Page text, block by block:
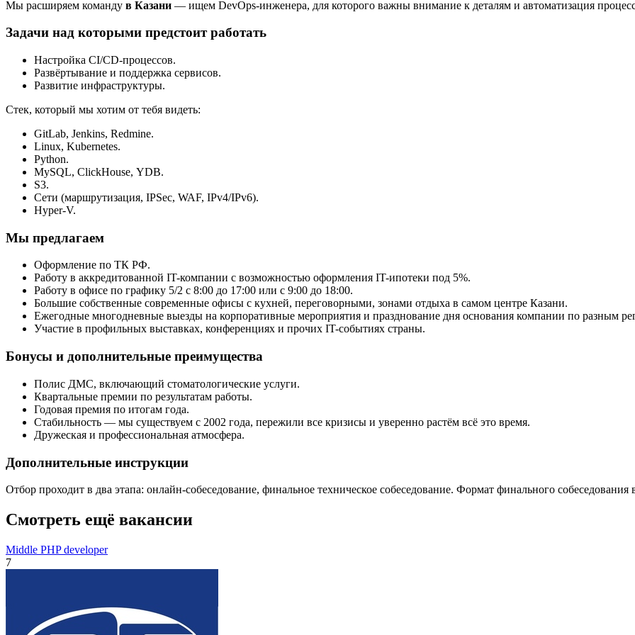
Мы расширяем команду в Казани — ищем DevOps-инженера, для которого важны внимание к деталям и автоматизация
Задачи над которыми предстоит работать
Настройка CI/CD-процессов.
Развёртывание и поддержка сервисов.
Развитие инфраструктуры.
Стек, который мы хотим от тебя видеть:
GitLab, Jenkins, Redmine.
Linux, Kubernetes.
Python.
MySQL, ClickHouse, YDB.
S3.
Сети (маршрутизация, IPSec, WAF, IPv4/IPv6).
Hyper-V.
Мы предлагаем
Оформление по ТК РФ.
Работу в аккредитованной IT-компании с возможностью оформления IT-ипотеки под 5%.
Работу в офисе по графику 5/2 с 8:00 до 17:00 или с 9:00 до 18:00.
Большие собственные современные офисы с кухней, переговорными, зонами отдыха в самом центре Казани.
Ежегодные многодневные выезды на корпоративные мероприятия и празднование дня основания компании по разным
Участие в профильных выставках, конференциях и прочих IT-событиях страны.
Бонусы и дополнительные преимущества
Полис ДМС, включающий стоматологические услуги.
Квартальные премии по результатам работы.
Годовая премия по итогам года.
Стабильность — мы существуем с 2002 года, пережили все кризисы и уверенно растём всё это время.
Дружеская и профессиональная атмосфера.
Дополнительные инструкции
Отбор проходит в два этапа: онлайн-собеседование, финальное техническое собеседование. Формат финального
Смотреть ещё вакансии
Middle PHP developer
7